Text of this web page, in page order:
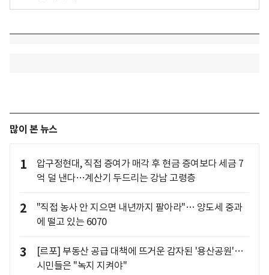
많이 본 뉴스
1
압구정현대, 직접 증여가 매각 후 현금 증여보다 세금 7
억 덜 낸다…계산기 두드리는 강남 고령층
2
"직접 농사 안 지으면 내년까지 팔아라"… 양도세 중과
에 떨고 있는 6070
3
[르포] 부동산 공급 대책에 뜨거운 감자된 '용산공원'…
시민들은 "녹지 지켜야"